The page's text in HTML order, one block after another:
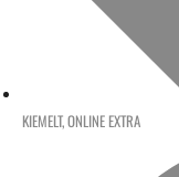
KIEMELT,ONLINE EXTRA